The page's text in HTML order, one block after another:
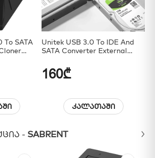
To SATA
Unitek USB 3.0 To IDE And
SATA Converter External
160₾
კალათაში
- SABRENT